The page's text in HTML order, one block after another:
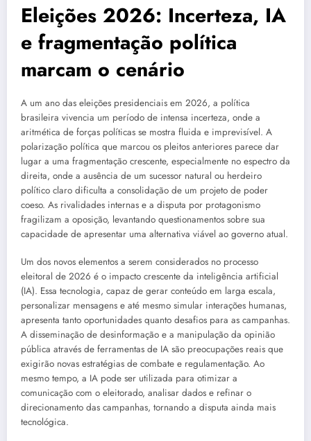
Eleições 2026: Incerteza, IA
e fragmentação política
marcam o cenário
A um ano das eleições presidenciais em 2026, a política
brasileira vivencia um período de intensa incerteza, onde a
aritmética de forças políticas se mostra fluida e imprevisível. A
polarização política que marcou os pleitos anteriores parece dar
lugar a uma fragmentação crescente, especialmente no espectro da
direita, onde a ausência de um sucessor natural ou herdeiro
político claro dificulta a consolidação de um projeto de poder
coeso. As rivalidades internas e a disputa por protagonismo
fragilizam a oposição, levantando questionamentos sobre sua
capacidade de apresentar uma alternativa viável ao governo atual.
Um dos novos elementos a serem considerados no processo
eleitoral de 2026 é o impacto crescente da inteligência artificial
(IA). Essa tecnologia, capaz de gerar conteúdo em larga escala,
personalizar mensagens e até mesmo simular interações humanas,
apresenta tanto oportunidades quanto desafios para as campanhas.
A disseminação de desinformação e a manipulação da opinião
pública através de ferramentas de IA são preocupações reais que
exigirão novas estratégias de combate e regulamentação. Ao
mesmo tempo, a IA pode ser utilizada para otimizar a
comunicação com o eleitorado, analisar dados e refinar o
direcionamento das campanhas, tornando a disputa ainda mais
tecnológica.